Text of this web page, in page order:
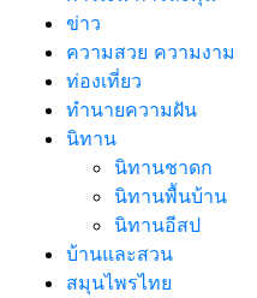
ข่าว
ความสวย ความงาม
ท่องเที่ยว
ทํานายความฝัน
นิทาน
นิทานชาดก
นิทานพื้นบ้าน
นิทานอีสป
บ้านและสวน
สมุนไพรไทย